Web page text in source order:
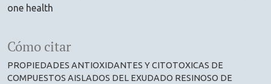
one health
Cómo citar
PROPIEDADES ANTIOXIDANTES Y CITOTOXICAS DE
COMPUESTOS AISLADOS DEL EXUDADO RESINOSO DE